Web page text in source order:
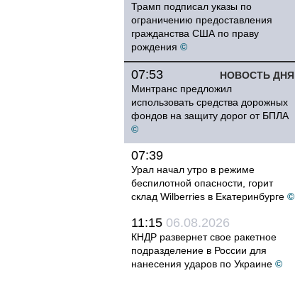
Трамп подписал указы по
ограничению предоставления
гражданства США по праву
рождения ©
НОВОСТЬ ДНЯ
07:53
Минтранс предложил
использовать средства дорожных
фондов на защиту дорог от БПЛА
©
07:39
Урал начал утро в режиме
беспилотной опасности, горит
склад Wilberries в Екатеринбурге ©
11:15 06.08.2026
КНДР развернет свое ракетное
подразделение в России для
нанесения ударов по Украине ©